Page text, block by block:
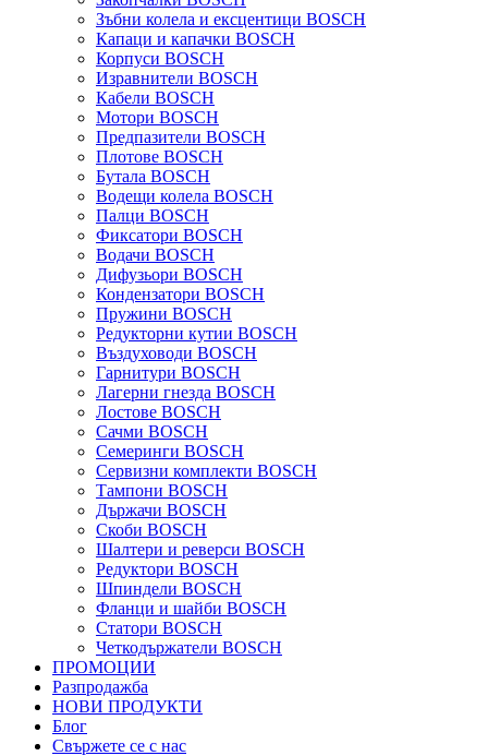
Зъбни колела и ексцентици BOSCH
Капаци и капачки BOSCH
Корпуси BOSCH
Изравнители BOSCH
Кабели BOSCH
Мотори BOSCH
Предпазители BOSCH
Плотове BOSCH
Бутала BOSCH
Водещи колела BOSCH
Палци BOSCH
Фиксатори BOSCH
Водачи BOSCH
Дифузьори BOSCH
Кондензатори BOSCH
Пружини BOSCH
Редукторни кутии BOSCH
Въздуховоди BOSCH
Гарнитури BOSCH
Лагерни гнезда BOSCH
Лостове BOSCH
Сачми BOSCH
Семеринги BOSCH
Сервизни комплекти BOSCH
Тампони BOSCH
Държачи BOSCH
Скоби BOSCH
Шалтери и реверси BOSCH
Редуктори BOSCH
Шпиндели BOSCH
Фланци и шайби BOSCH
Статори BOSCH
Четкодържатели BOSCH
ПРОМОЦИИ
Разпродажба
НОВИ ПРОДУКТИ
Блог
Свържете се с нас